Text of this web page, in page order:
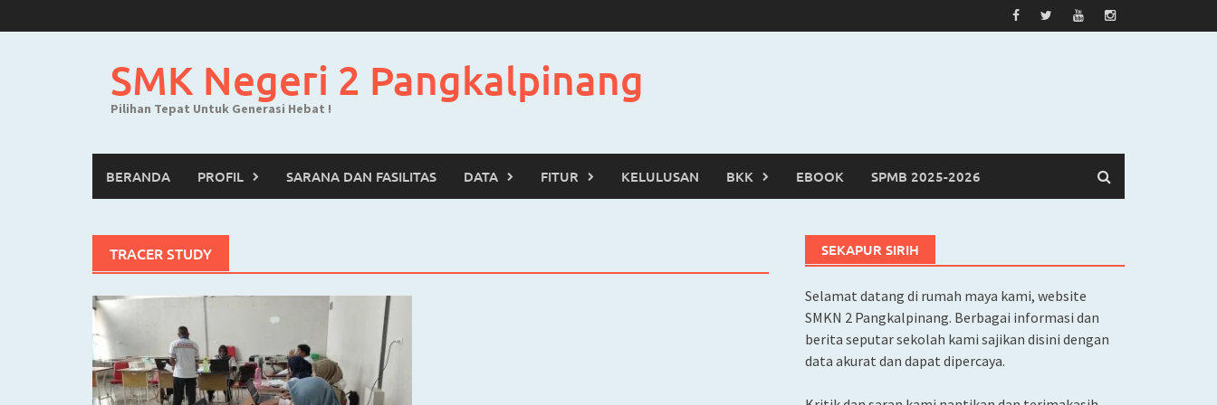
to
SMK Negeri 2 Pangkalpinang
Pilihan Tepat Untuk Generasi Hebat !
BERANDA PROFIL SARANA DAN FASILITAS DATA FITUR KELULUSAN BKK EBOOK SPMB 2025-2026
TRACER STUDY SEKAPUR SIRIH
Selamat datang di rumah maya kami, website
SMKN 2 Pangkalpinang. Berbagai informasi dan
berita seputar sekolah kami sajikan disini dengan
data akurat dan dapat dipercaya.